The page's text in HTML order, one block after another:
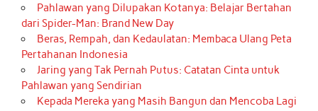
Pahlawan yang Dilupakan Kotanya: Belajar Bertahan
dari Spider-Man: Brand New Day
Beras, Rempah, dan Kedaulatan: Membaca Ulang Peta
Pertahanan Indonesia
Jaring yang Tak Pernah Putus: Catatan Cinta untuk
Pahlawan yang Sendirian
Kepada Mereka yang Masih Bangun dan Mencoba Lagi